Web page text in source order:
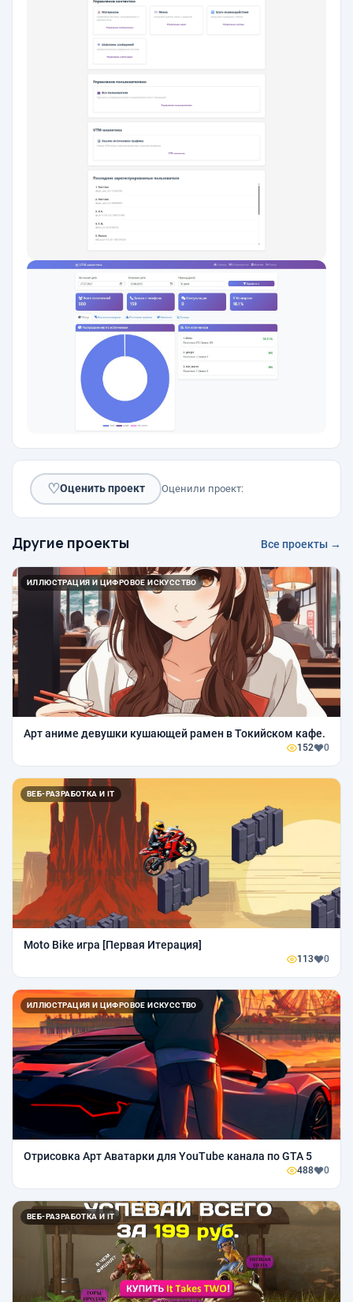
♡Оценить проект Оценили проект:
Другие проекты Все проекты →
ИЛЛЮСТРАЦИЯ И ЦИФРОВОЕ ИСКУССТВО
Арт аниме девушки кушающей рамен в Токийском кафе.
152 0
ВЕБ-РАЗРАБОТКА И IT
Moto Bike игра [Первая Итерация]
113 0
ИЛЛЮСТРАЦИЯ И ЦИФРОВОЕ ИСКУССТВО
Отрисовка Арт Аватарки для YouTube канала по GTA 5
488 0
ВЕБ-РАЗРАБОТКА И IT